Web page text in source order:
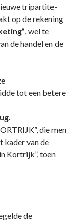
tripartite-
op de rekening
, wel te
de handel en de
tot een betere
die men
kader van de
Kortrijk”, toen
de